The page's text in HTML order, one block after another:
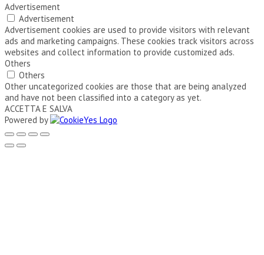
Advertisement
Advertisement
Advertisement cookies are used to provide visitors with relevant
ads and marketing campaigns. These cookies track visitors across
websites and collect information to provide customized ads.
Others
Others
Other uncategorized cookies are those that are being analyzed
and have not been classified into a category as yet.
ACCETTA E SALVA
Powered by